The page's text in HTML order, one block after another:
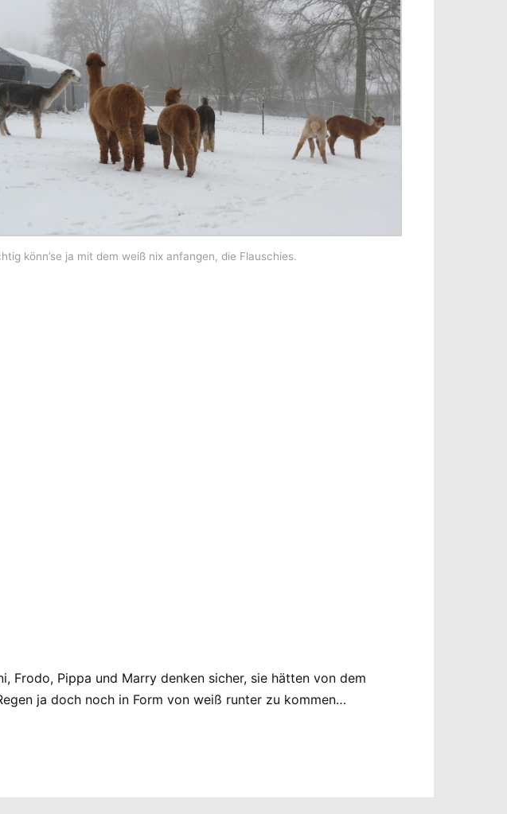
könn’se ja mit dem weiß nix anfangen, die Flauschies.
Frodo, Pippa und Marry denken sicher, sie hätten von dem
ja doch noch in Form von weiß runter zu kommen…